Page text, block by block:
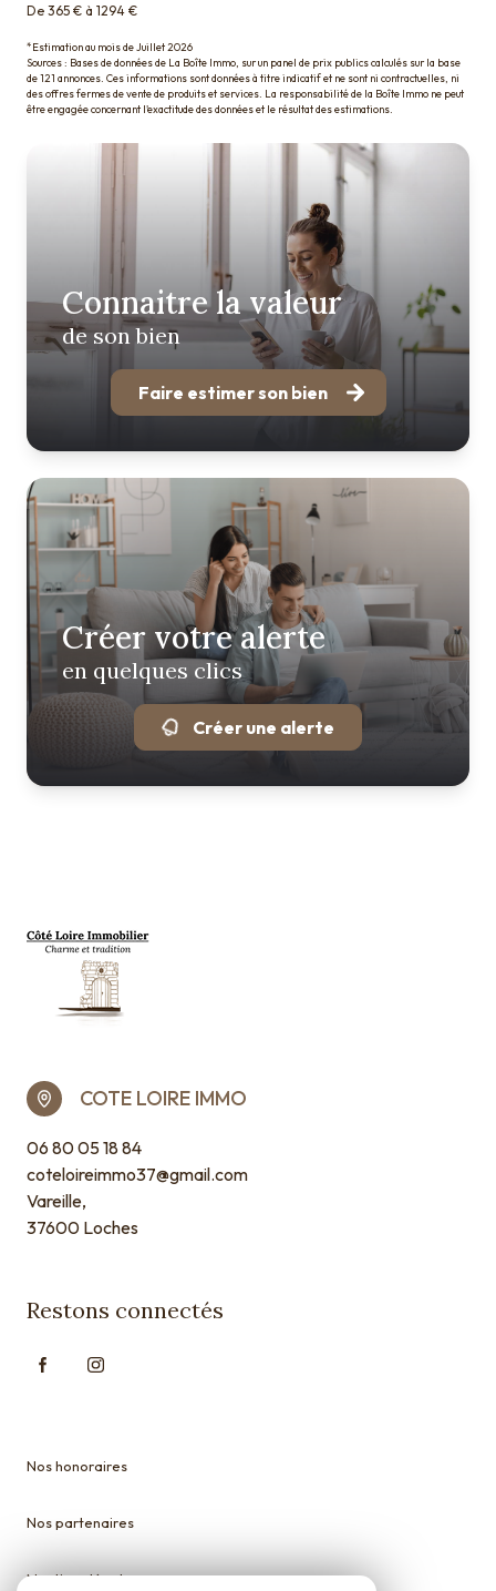
De 365 € à 1294 €
*Estimation au mois de Juillet 2026
Sources : Bases de données de La Boîte Immo, sur un panel de prix publics calculés sur la base
de 121 annonces. Ces informations sont données à titre indicatif et ne sont ni contractuelles, ni
des offres fermes de vente de produits et services. La responsabilité de la Boîte Immo ne peut
être engagée concernant l'exactitude des données et le résultat des estimations.
Connaitre la valeur
de son bien
Faire estimer son bien
Créer votre alerte
en quelques clics
Créer une alerte
COTE LOIRE IMMO
06 80 05 18 84
coteloireimmo37@gmail.com
Vareille,
37600 Loches
Restons connectés
Nos honoraires
Nos partenaires
Mentions légales